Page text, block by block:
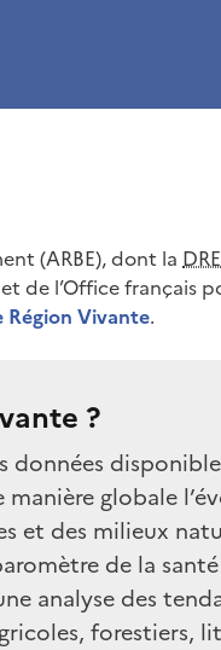
(ARBE), dont la
de l’Office français
Région Vivante.
?
données
globale
et des milieux
de la
analyse des
forestiers,